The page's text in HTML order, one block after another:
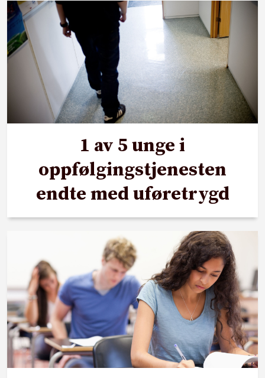
1 av 5 unge i
oppfølgingstjenesten
endte med uføretrygd